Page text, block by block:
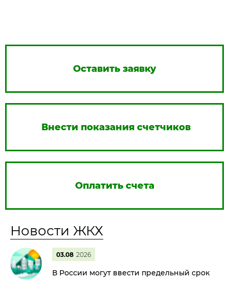
Оставить заявку
Внести показания счетчиков
Оплатить счета
Новости ЖКХ
03.08 2026
В России могут ввести предельный срок